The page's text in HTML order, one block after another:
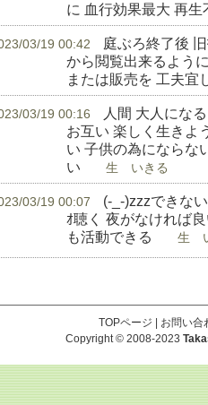
に 血行効果最大 再
03/19 00:42
庭ぶろ終了後
から閲覧出来るよう
または販売を 工夫宜
03/19 00:16
人間 大人にな
お互い 楽しく生きよ
い 子供の為にならな
い 生 いきる
03/19 00:07
(-_-)zzzできな
ｵ聴く 夜がなければ
も活動できる
生 い
TOPページ
お問い合
Copyright © 2008-2023